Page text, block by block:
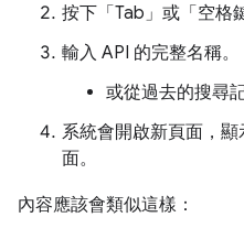
按下「Tab」或「空格
輸入 API 的完整名稱。
或從過去的搜尋
系統會開啟新頁面，
面。
內容應該會類似這樣：